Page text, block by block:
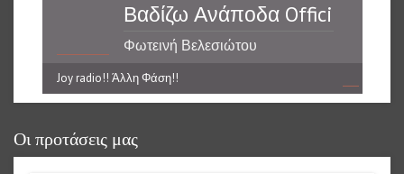
Βαδίζω Ανάποδα Official
Φωτεινή Βελεσιώτου
Joy radio!! Άλλη Φάση!!
reading data...
Οι προτάσεις μας